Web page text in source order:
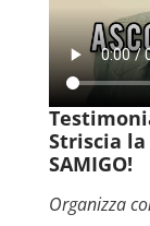
Striscia la
SAMIGO!
Organizza